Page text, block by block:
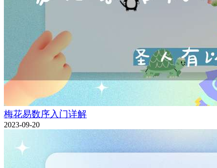
梅花易数序入门详解
2023-09-20